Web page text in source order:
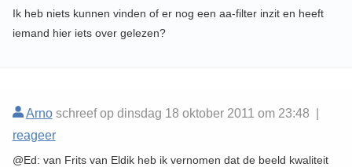
Ik heb niets kunnen vinden of er nog een aa-filter inzit en heeft
iemand hier iets over gelezen?
Arnoschreef op dinsdag 18 oktober 2011 om 23:48 |
reageer
@Ed: van Frits van Eldik heb ik vernomen dat de beeld kwaliteit